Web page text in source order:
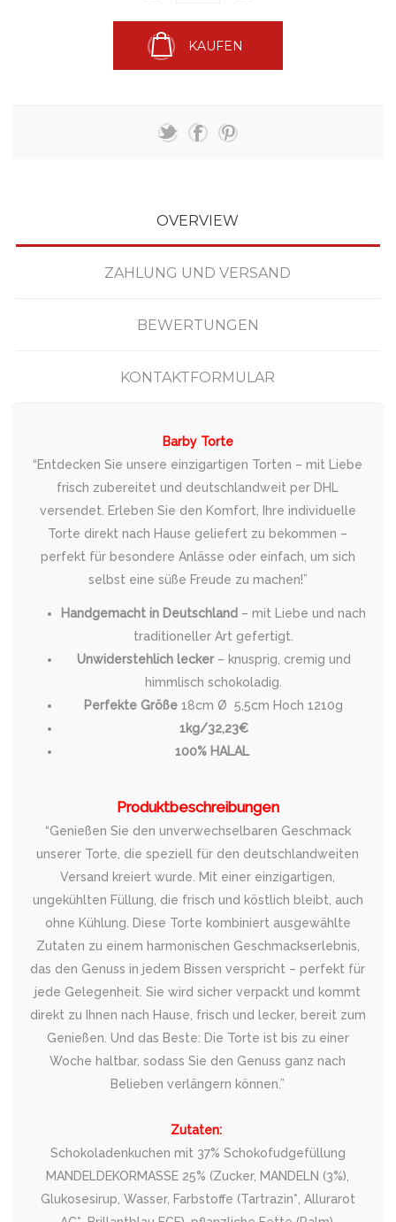
KAUFEN
OVERVIEW
ZAHLUNG UND VERSAND
BEWERTUNGEN
KONTAKTFORMULAR
Barby Torte
“Entdecken Sie unsere einzigartigen Torten – mit Liebe
frisch zubereitet und deutschlandweit per DHL
versendet. Erleben Sie den Komfort, Ihre individuelle
Torte direkt nach Hause geliefert zu bekommen –
perfekt für besondere Anlässe oder einfach, um sich
selbst eine süße Freude zu machen!”
Handgemacht in Deutschland – mit Liebe und nach
traditioneller Art gefertigt.
Unwiderstehlich lecker– knusprig, cremig und
himmlisch schokoladig.
Perfekte Größe18cm Ø 5,5cm Hoch 1210g
1kg/32,23€
100% HALAL
Produktbeschreibungen
“Genießen Sie den unverwechselbaren Geschmack
unserer Torte, die speziell für den deutschlandweiten
Versand kreiert wurde. Mit einer einzigartigen,
ungekühlten Füllung, die frisch und köstlich bleibt, auch
ohne Kühlung. Diese Torte kombiniert ausgewählte
Zutaten zu einem harmonischen Geschmackserlebnis,
das den Genuss in jedem Bissen verspricht – perfekt für
jede Gelegenheit. Sie wird sicher verpackt und kommt
direkt zu Ihnen nach Hause, frisch und lecker, bereit zum
Genießen. Und das Beste: Die Torte ist bis zu einer
Woche haltbar, sodass Sie den Genuss ganz nach
Belieben verlängern können.”
Zutaten:
Schokoladenkuchen mit 37% Schokofudgefüllung
MANDELDEKORMASSE 25% (Zucker, MANDELN (3%),
Glukosesirup, Wasser, Farbstoffe (Tartrazin*, Allurarot